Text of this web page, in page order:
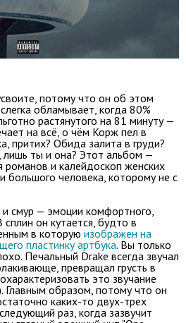
потому что он об этом
обламывает, когда 80%
растянутого на 81 минуту —
на всё, о чём Корж пел в
притих? Обида залита в груди?
ты и она? Этот альбом —
романов и калейдоскоп женских
большого человека, которому не с
смур — эмоции комфортного,
он кутается, будто в
в которую изображен на
пластинку артбука. Вы только
Печальный Drake всегда звучал
превращал грусть в
это звучание
Главным образом, потому что он
каких-то двух-трех
раз, когда зазвучит